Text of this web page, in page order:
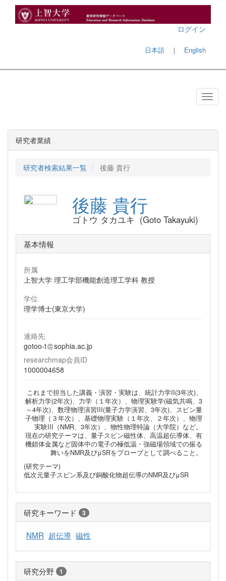
ログイン
日本語 ｜ English
研究者業績
研究者検索結果一覧 後藤 貴行
後藤 貴行
ゴトウ タカユキ (Goto Takayuki)
基本情報
所属
上智大学 理工学部機能創造理工学科 教授
学位
理学博士(東京大学)
連絡先
gotoo-t
sophia.ac.jp
researchmap会員ID
1000004658
これまで担当した講義・演習・実験は、統計力学II(3年次)、
解析力学(2年次)、力学（１年次）、物理実験学(磁気共鳴、3
～4年次)、数理物理演習III(量子力学演習、3年次)、スピン量
子物理（３年次）、基礎物理実験（１年次、２年次）、物理
実験III（NMR、3年次）、物性物理特論（大学院）など。
現在の研究テーマは、量子スピン磁性体、高温超伝導体、有
機錯体金属など固体中の電子の極低温・強磁場領域での振る
舞いをNMR及びμSRをプローブとして調べること。
(研究テーマ)
低次元量子スピン系及び銅酸化物超伝導のNMR及びμSR
研究キーワード 3
NMR 超伝導 磁性
研究分野 1